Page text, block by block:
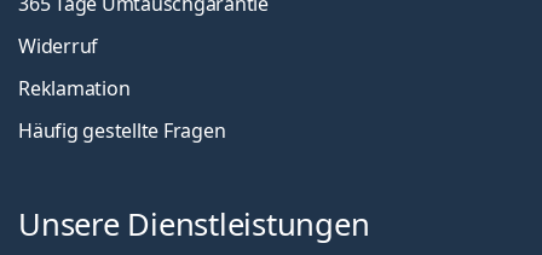
Widerruf
Reklamation
Häufig gestellte Fragen
Unsere Dienstleistungen